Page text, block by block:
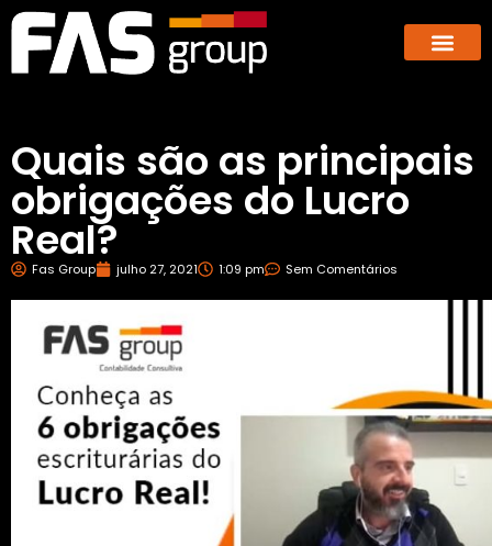
Quais são as principais
obrigações do Lucro
Real?
Fas Group julho 27, 2021 1:09 pm Sem Comentários